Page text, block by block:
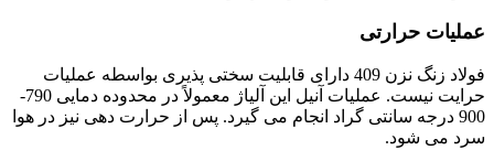
عملیات حرارتی
فولاد زنگ نزن 409 دارای قابلیت سختی پذیری بواسطه عملیات
حرایت نیست. عملیات آنیل این آلیاژ معمولاً در محدوده دمایی 790-
900 درجه سانتی گراد انجام می گیرد. پس از حرارت دهی نیز در هوا
سرد می شود.